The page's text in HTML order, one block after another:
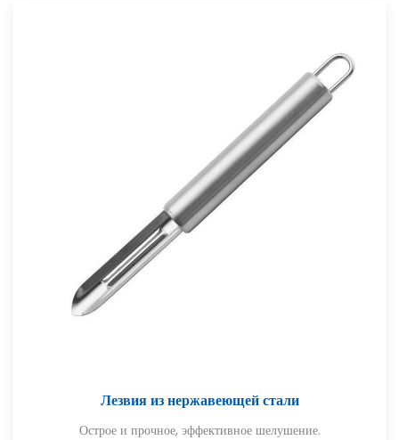
Лезвия из нержавеющей стали
Острое и прочное, эффективное шелушение.